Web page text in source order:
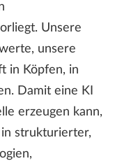
Unsere
unsere
in Köpfen, in
Damit eine KI
erzeugen kann,
strukturierter,